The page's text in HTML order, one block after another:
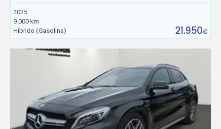
2025
9.000 km
Híbrido (Gasolina)
21.950€